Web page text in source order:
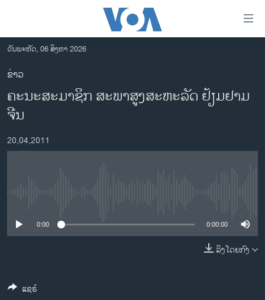
ເຂົ້າ
ຫາ
ຂ້າມ
ຂ້າມ
ຂ້າມ
ຫາ
ຊອກ
ອາເມຣິກາ
ຂ່າວ​ຈີນ
ຊີວິດຊາວລາວ
ທຸລະກິດ
ວັນພະຫັດ, 06 ສິງຫາ 2026
ຂ່າວ
ຄະນະສະມາຊິກ ສະພາສູງສະຫະລັດ ຢ້ຽມຢາມ
ຈີນ
20,04,2011
0:00 0:00:00
ລິງໂດຍກົງ
ແຊຣ໌